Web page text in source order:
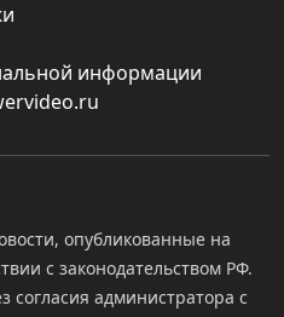
информации
опубликованные на
с законодательством РФ.
согласия администратора с